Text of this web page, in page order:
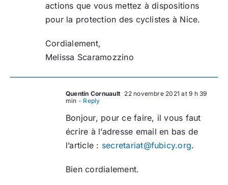
actions que vous mettez à dispositions
pour la protection des cyclistes à Nice.
Cordialement,
Melissa Scaramozzino
Quentin Cornuault 22 novembre 2021 at 9 h 39
min - Reply
Bonjour, pour ce faire, il vous faut
écrire à l’adresse email en bas de
l’article : secretariat@fubicy.org.
Bien cordialement.